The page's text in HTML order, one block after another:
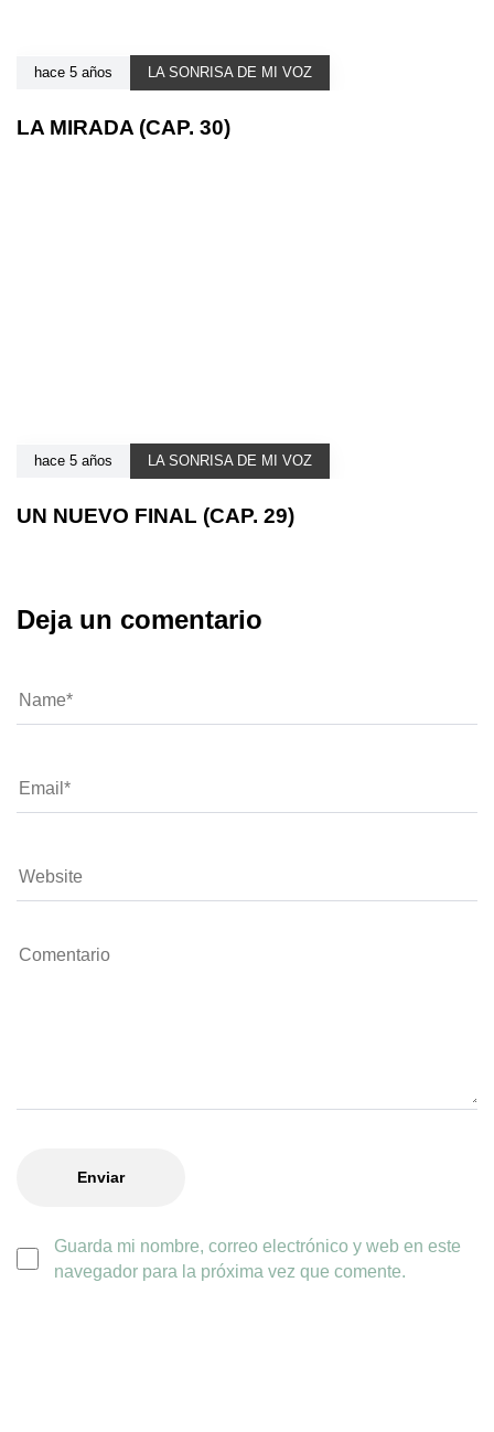
hace 5 años LA SONRISA DE MI VOZ
LA MIRADA (CAP. 30)
hace 5 años LA SONRISA DE MI VOZ
UN NUEVO FINAL (CAP. 29)
Deja un comentario
Guarda mi nombre, correo electrónico y web en este
navegador para la próxima vez que comente.